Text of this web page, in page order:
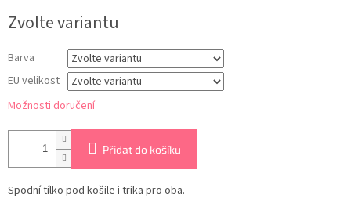
cena:
Zvolte variantu
Barva
EU velikost
Možnosti doručení
Přidat do košíku
Spodní tílko pod košile i trika pro oba.